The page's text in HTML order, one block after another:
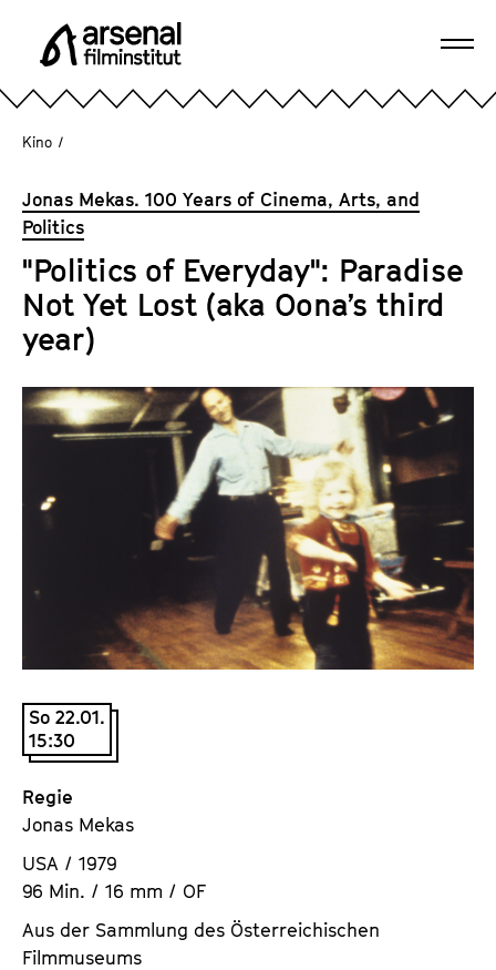
e r
s
n
a
l
F
i
l
m
i
n
Kino /
Jonas Mekas. 100 Years of Cinema, Arts, and
Politics
"Politics of Everyday": Paradise
Not Yet Lost (aka Oona’s third
year)
So 22.01.
15:30
Regie
Jonas Mekas
USA / 1979
96 Min. / 16 mm / OF
Aus der Sammlung des Österreichischen
Filmmuseums